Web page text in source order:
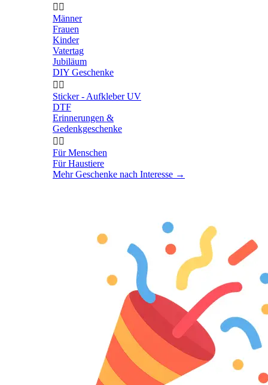
 
Männer
Frauen
Kinder
Vatertag
Jubiläum
DIY Geschenke
 
Sticker - Aufkleber UV
DTF
Erinnerungen &
Gedenkgeschenke
 
Für Menschen
Für Haustiere
Mehr Geschenke nach Interesse →